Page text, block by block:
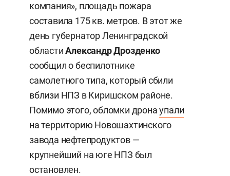
компания», площадь пожара
составила 175 кв. метров. В этот же
день губернатор Ленинградской
областиАлександр Дрозденко
сообщил о беспилотнике
самолетного типа, который сбили
вблизи НПЗ в Киришском районе.
Помимо этого, обломки дронаупали
на территорию Новошахтинского
завода нефтепродуктов —
крупнейший на юге НПЗ был
остановлен.